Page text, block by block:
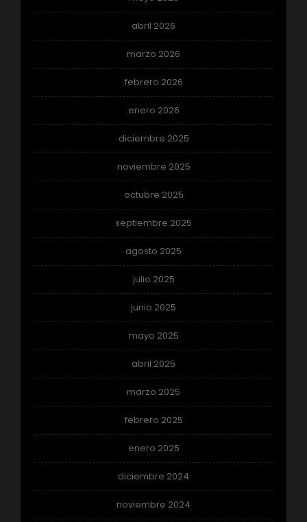
abril 2026
marzo 2026
febrero 2026
enero 2026
diciembre 2025
noviembre 2025
octubre 2025
septiembre 2025
agosto 2025
julio 2025
junio 2025
mayo 2025
abril 2025
marzo 2025
febrero 2025
enero 2025
diciembre 2024
noviembre 2024